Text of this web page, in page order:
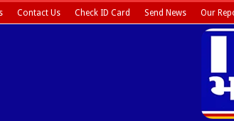
Contact Us Check ID Card Send News Our